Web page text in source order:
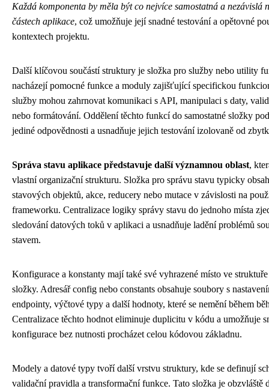
Každá komponenta by měla být co nejvíce samostatná a nezávislá
částech aplikace, což umožňuje její snadné testování a opětovné
kontextech projektu.
Další klíčovou součástí struktury je složka pro služby nebo utility
nacházejí pomocné funkce a moduly zajišťující specifickou
služby mohou zahrnovat komunikaci s API, manipulaci s daty,
nebo formátování. Oddělení těchto funkcí do samostatné složky
jediné odpovědnosti a usnadňuje jejich testování izolovaně od
Správa stavu aplikace představuje další významnou oblast,
vlastní organizační strukturu. Složka pro správu stavu typicky
stavových objektů, akce, reducery nebo mutace v závislosti na
frameworku. Centralizace logiky správy stavu do jednoho místa
sledování datových toků v aplikaci a usnadňuje ladění problémů
stavem.
Konfigurace a konstanty mají také své vyhrazené místo ve
složky. Adresář config nebo constants obsahuje soubory s
endpointy, výčtové typy a další hodnoty, které se nemění během
Centralizace těchto hodnot eliminuje duplicitu v kódu a umožňuje
konfigurace bez nutnosti procházet celou kódovou základnu.
Modely a datové typy tvoří další vrstvu struktury, kde se definují
validační pravidla a transformační funkce. Tato složka je obzvláště